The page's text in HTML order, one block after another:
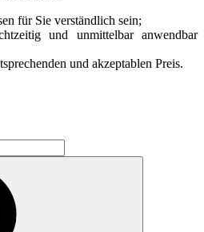
für Sie verständlich sein;
und unmittelbar anwendbar
und akzeptablen Preis.